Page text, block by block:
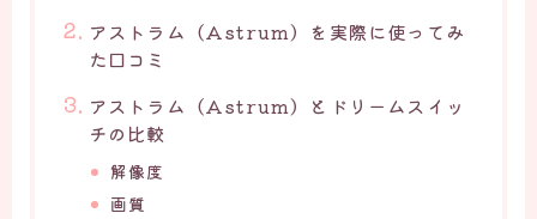
アストラム（Astrum）を実際に使ってみ
た口コミ
アストラム（Astrum）とドリームスイッ
チの比較
解像度
画質